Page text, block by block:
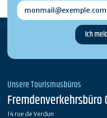
monmail@exemple.com
Unsere Tourismusbüros
Fremdenverkehrsbüro
14 rue de Verdun